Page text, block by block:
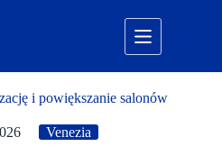
i powiększanie salonów
Venezia